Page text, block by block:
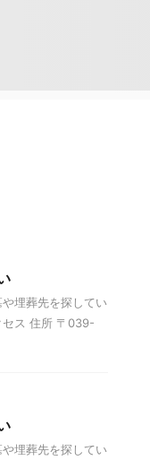
埋葬先を探してい
セス 住所 〒039-
埋葬先を探してい